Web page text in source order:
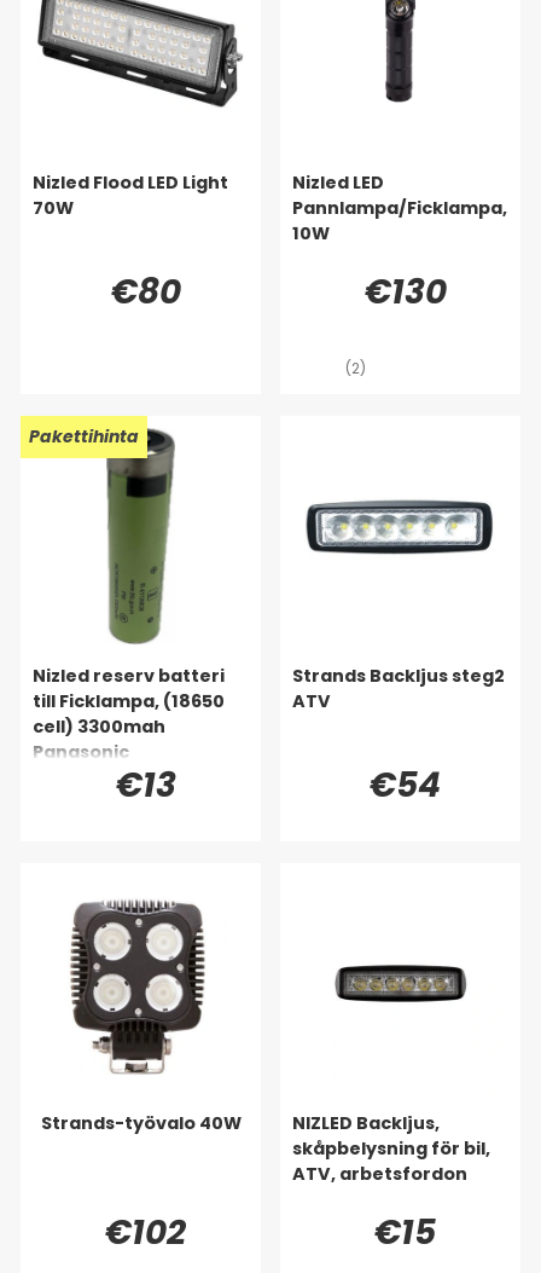
Nizled Flood LED Light
70W
€80
Nizled LED
Pannlampa/Ficklampa,
10W
€130
(2)
Pakettihinta
Nizled reserv batteri
till Ficklampa, (18650
cell) 3300mah
Panasonic
€13
Strands Backljus steg2
ATV
€54
Strands-työvalo 40W
€102
NIZLED Backljus,
skåpbelysning för bil,
ATV, arbetsfordon
€15